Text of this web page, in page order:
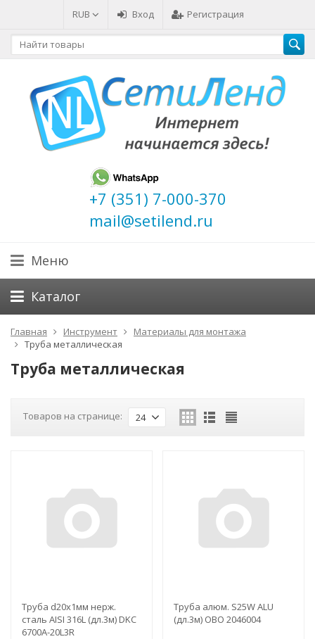
RUB Вход Регистрация
+7 (351) 7-000-370
mail@setilend.ru
Меню
Каталог
Главная Инструмент
Материалы для монтажа
Труба металлическая
Труба металлическая
Товаров на странице: 24
Труба d20х1мм нерж.
сталь AISI 316L (дл.3м) DKC
6700A-20L3R
Труба алюм. S25W ALU
(дл.3м) OBO 2046004